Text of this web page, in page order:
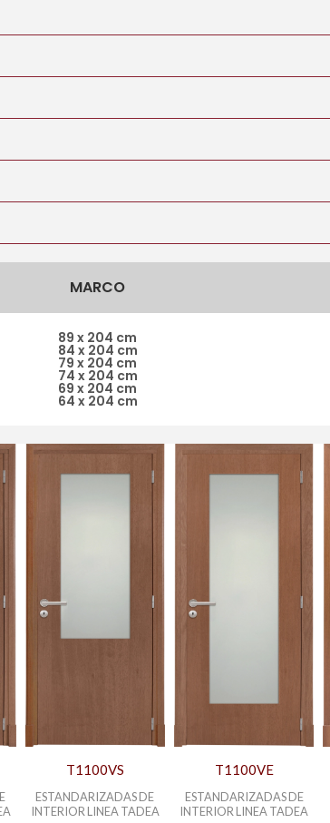
MARCO
89 x 204 cm
84 x 204 cm
79 x 204 cm
74 x 204 cm
69 x 204 cm
64 x 204 cm
T1100VS
ESTANDARIZADAS DE
INTERIOR LINEA TADEA
T1100VE
ESTANDARIZADAS DE
INTERIOR LINEA TADEA